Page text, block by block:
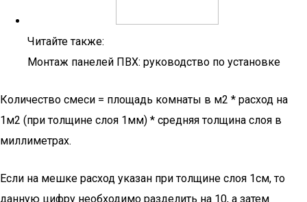
Читайте также:
Монтаж панелей ПВХ: руководство по установке
Количество смеси = площадь комнаты в м2 * расход на
1м2 (при толщине слоя 1мм) * средняя толщина слоя в
миллиметрах.
Если на мешке расход указан при толщине слоя 1см, то
данную цифру необходимо разделить на 10, а затем